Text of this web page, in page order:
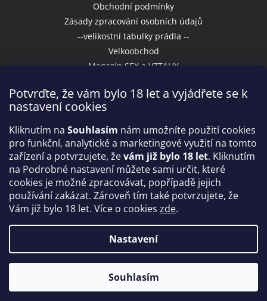
Potvrďte, že vám bylo 18 let a vyjádřete se k
nastavení cookies
Kliknutím na Souhlasím nám umožníte použití cookies
pro funkční, analytické a marketingové využití na tomto
zařízení a potvrzujete, ževám již bylo 18 let. Kliknutím
na Podrobné nastavení můžete sami určit, které
cookies je možné zpracovávat, popřípadě jejich
používání zakázat. Zároveň tím také potvrzujete, že
Vám již bylo 18 let. Více o cookies zde.
Nastavení
Souhlasím
Obchodní podmínky
Zásady zpracování osobních údajů
--velikostní tabulky prádla --
Velkoobchod
Magazín SEX a VZTAHY
Přijímáme online platby
Copyright 2026IntimniNakupy.cz. Všechna práva
vyhrazena.